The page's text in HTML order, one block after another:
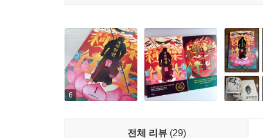
근과거에 전통적인 소재를 녹여내 만든 독특한
하는 우리들에게 위로와 용기를 준다. 여성주의
또한 웹으로 연재했지만 출판원고의 형태를 기반
소재, 생생한 캐릭터, 삶과 맞닿아 있는 휴머니
열어가고 있다.
6
전체 리뷰 (29)